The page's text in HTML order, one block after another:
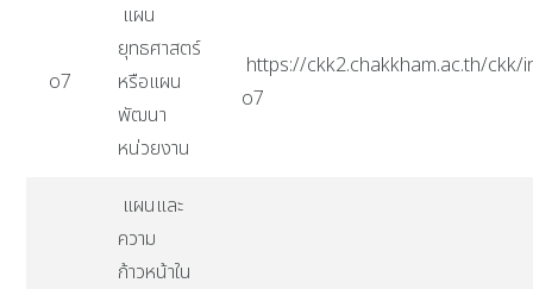
o7
แผน
ยุทธศาสตร์
หรือแผน
พัฒนา
หน่วยงาน
https://ckk2.chakkham.ac.th/
o7
แผนและ
ความ
ก้าวหน้าใน